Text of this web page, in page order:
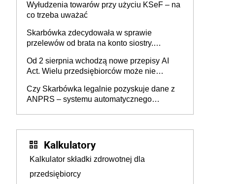
Wyłudzenia towarów przy użyciu KSeF – na
co trzeba uważać
Skarbówka zdecydowała w sprawie
przelewów od brata na konto siostry.
darowizna, ale podatku jednak nie będzie
Od 2 sierpnia wchodzą nowe przepisy AI
Act. Wielu przedsiębiorców może nie
Czy Skarbówka legalnie pozyskuje dane z
ANPRS – systemu automatycznego
Kalkulatory
Kalkulator składki zdrowotnej dla
przedsiębiorcy